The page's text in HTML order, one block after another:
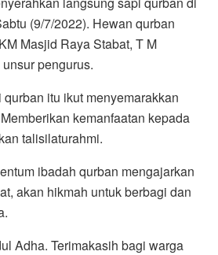
(9/7/2022). Hewan qurban
Masjid Raya Stabat, T M
pengurus.
itu ikut menyemarakkan
kemanfaatan kepada
talisilaturahmi.
ibadah qurban mengajarkan
akan hikmah untuk berbagi dan
Adha. Terimakasih bagi warga